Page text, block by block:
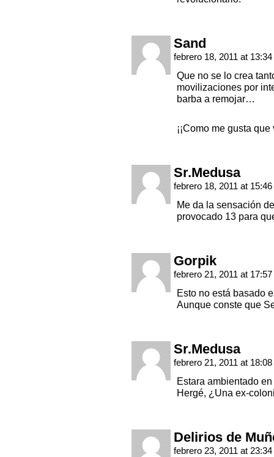
Sand
febrero 18, 2011 at 13:34
Que no se lo crea
movilizaciones por
barba a remojar…
¡¡Como me gusta
Sr.Medusa
febrero 18, 2011 at 15:46
Me da la sensación
provocado 13 para
Gorpik
febrero 21, 2011 at 17:57
Esto no está basado
Aunque conste que
Sr.Medusa
febrero 21, 2011 at 18:08
Estara ambientado
Hergé, ¿Una ex-
Delirios de
febrero 23, 2011 at 23:34